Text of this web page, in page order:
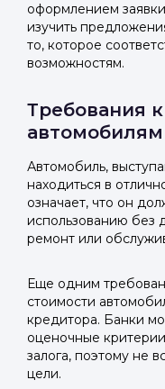
оформлением
изучить
то, которое
возможностям.
Требования
автомобилям
Автомобиль,
находиться в
означает, что он
использованию без
ремонт или
Еще одним
стоимости
кредитора. Банки
оценочные
залога, поэтому не
цели.